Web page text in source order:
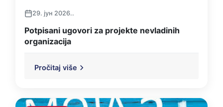
29. јун 2026..
Potpisani ugovori za projekte nevladinih
organizacija
Pročitaj više